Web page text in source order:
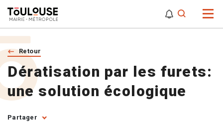
Retour
Dératisation par les furets:
une solution écologique
Partager